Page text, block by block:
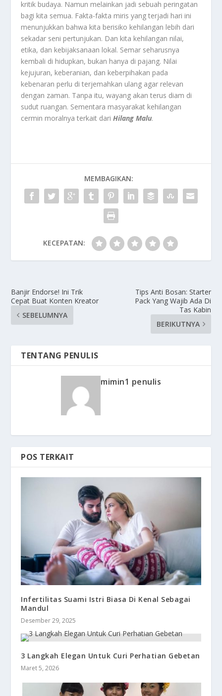
kritik budaya. Namun melainkan jadi sebuah peringatan
bagi kita semua. Fakta-fakta miris yang terjadi hari ini
menunjukkan bahwa kita berisiko kehilangan lebih dari
sekadar seni pertunjukan. Dan kita kehilangan nilai,
etika, dan kebijaksanaan lokal. Semar seharusnya
kembali di hidupkan, bukan hanya di pajang. Nilai
kejujuran, keberanian, dan keberpihakan pada
kebenaran perlu di terjemahkan ulang agar relevan
dengan zaman. Tanpa itu, wayang akan terus diam di
sudut ruangan. Sementara masyarakat kehilangan
cermin moralnya terkait dariHilang Malu.
MEMBAGIKAN:
KECEPATAN:
Banjir Endorse! Ini Trik
Cepat Buat Konten Kreator
SEBELUMNYA
Tips Anti Bosan: Starter
Pack Yang Wajib Ada Di
Tas Kabin
BERIKUTNYA
TENTANG PENULIS
mimin1 penulis
POS TERKAIT
Infertilitas Suami Istri Biasa Di Kenal Sebagai
Mandul
Desember 29, 2025
3 Langkah Elegan Untuk Curi Perhatian Gebetan
Maret 5, 2026